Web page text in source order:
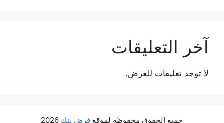
آخر التعليقات
لا توجد تعليقات للعرض.
جميع الحقوق محفوظة لموقع قرض بنك